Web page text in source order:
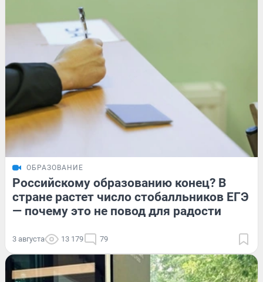
ОБРАЗОВАНИЕ
Российскому образованию конец? В
стране растет число стобалльников ЕГЭ
— почему это не повод для радости
3 августа 13 179 79